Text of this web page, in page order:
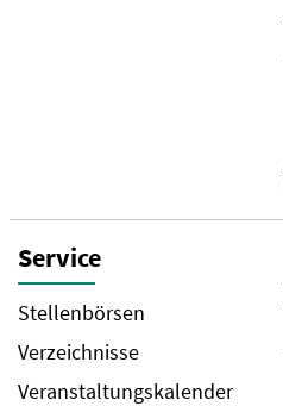
Service
Stellenbörsen
Verzeichnisse
Veranstaltungskalender